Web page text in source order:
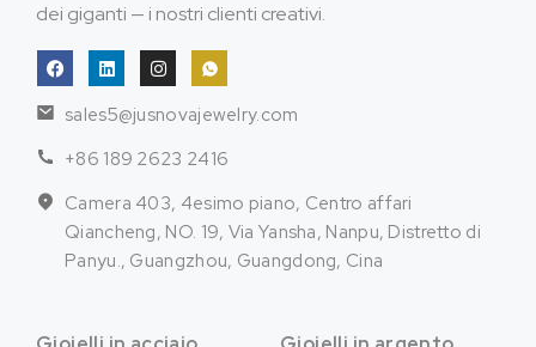
dei giganti — i nostri clienti creativi.
sales5@jusnovajewelry.com
+86 189 2623 2416
Camera 403, 4esimo piano, Centro affari
Qiancheng, NO. 19, Via Yansha, Nanpu, Distretto di
Panyu., Guangzhou, Guangdong, Cina